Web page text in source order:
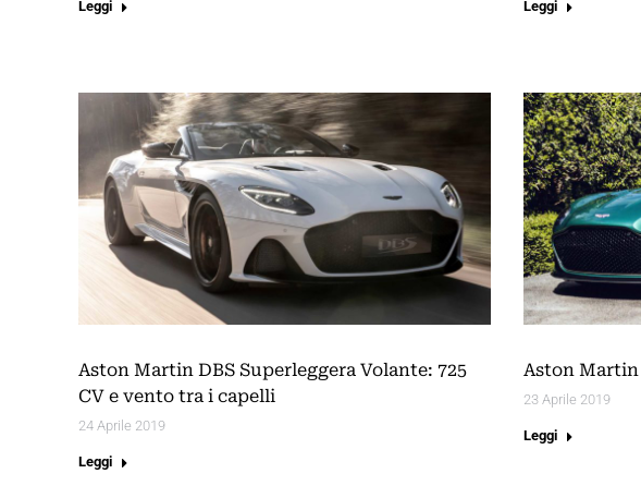
Leggi Leggi
Aston Martin DBS Superleggera Volante: 725
CV e vento tra i capelli
24 Aprile 2019
Leggi
Aston Martin
23 Aprile 2019
Leggi